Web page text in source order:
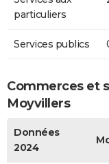
particuliers
Services publics
Commerces et
Moyvillers
Données
2024